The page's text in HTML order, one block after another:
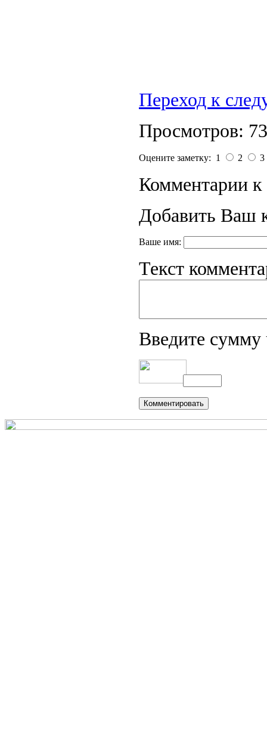
Переход к
Просмотров:
Оцените заметку: 1 2 3
Комментарии к
Добавить Ваш
Ваше имя:
Текст
Введите сумму